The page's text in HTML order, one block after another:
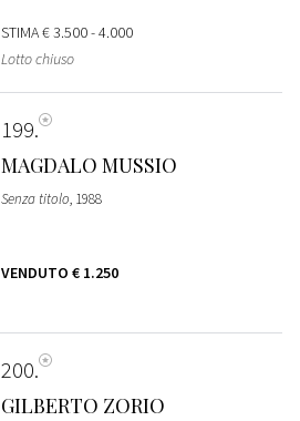
STIMA€ 3.500 - 4.000
Lotto chiuso
199
MAGDALO MUSSIO
Senza titolo, 1988
VENDUTO € 1.250
200
GILBERTO ZORIO